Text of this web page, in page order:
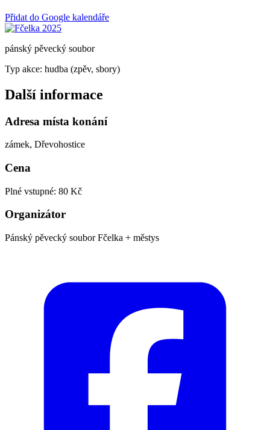
Přidat do Google kalendáře
pánský pěvecký soubor
Typ akce: hudba (zpěv, sbory)
Další informace
Adresa místa konání
zámek, Dřevohostice
Cena
Plné vstupné: 80 Kč
Organizátor
Pánský pěvecký soubor Fčelka + městys